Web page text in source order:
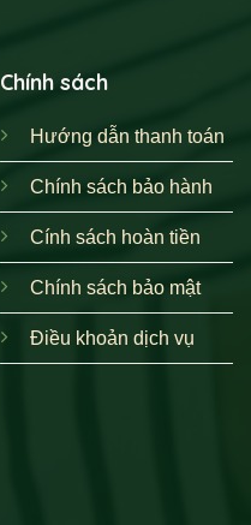
Chính sách
Hướng dẫn thanh toán
Chính sách bảo hành
Cính sách hoàn tiền
Chính sách bảo mật
Điều khoản dịch vụ